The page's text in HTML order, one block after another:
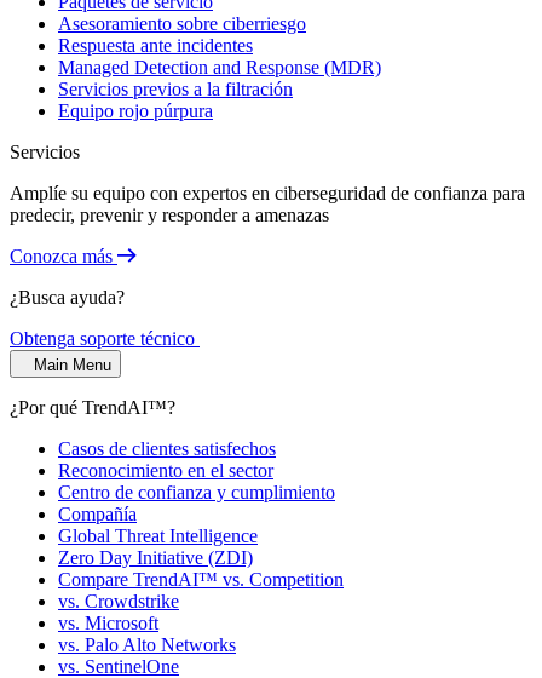
Asesoramiento sobre ciberriesgo
Respuesta ante incidentes
Managed Detection and Response (MDR)
Servicios previos a la filtración
Equipo rojo púrpura
Servicios
Amplíe su equipo con expertos en ciberseguridad de confianza para
predecir, prevenir y responder a amenazas
Conozca más
¿Busca ayuda?
Obtenga soporte técnico
Main Menu
¿Por qué TrendAI™?
Casos de clientes satisfechos
Reconocimiento en el sector
Centro de confianza y cumplimiento
Compañía
Global Threat Intelligence
Zero Day Initiative (ZDI)
Compare TrendAI™ vs. Competition
vs. Crowdstrike
vs. Microsoft
vs. Palo Alto Networks
vs. SentinelOne